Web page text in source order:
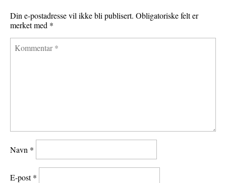
Din e-postadresse vil ikke bli publisert. Obligatoriske felt er
merket med *
Navn *
E-post*